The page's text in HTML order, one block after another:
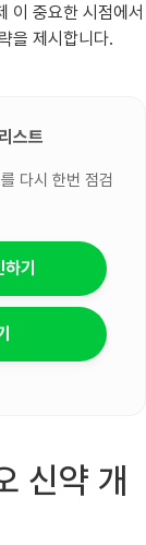
이 중요한 시점에서
을 제시합니다.
스트
다시 한번 점검
기
신약 개